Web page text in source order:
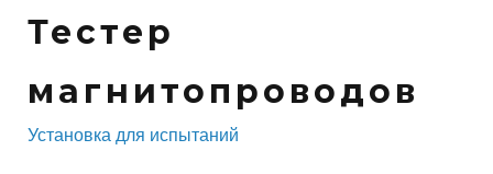
М
А
Тестер
магнитопроводов
Установка для испытаний